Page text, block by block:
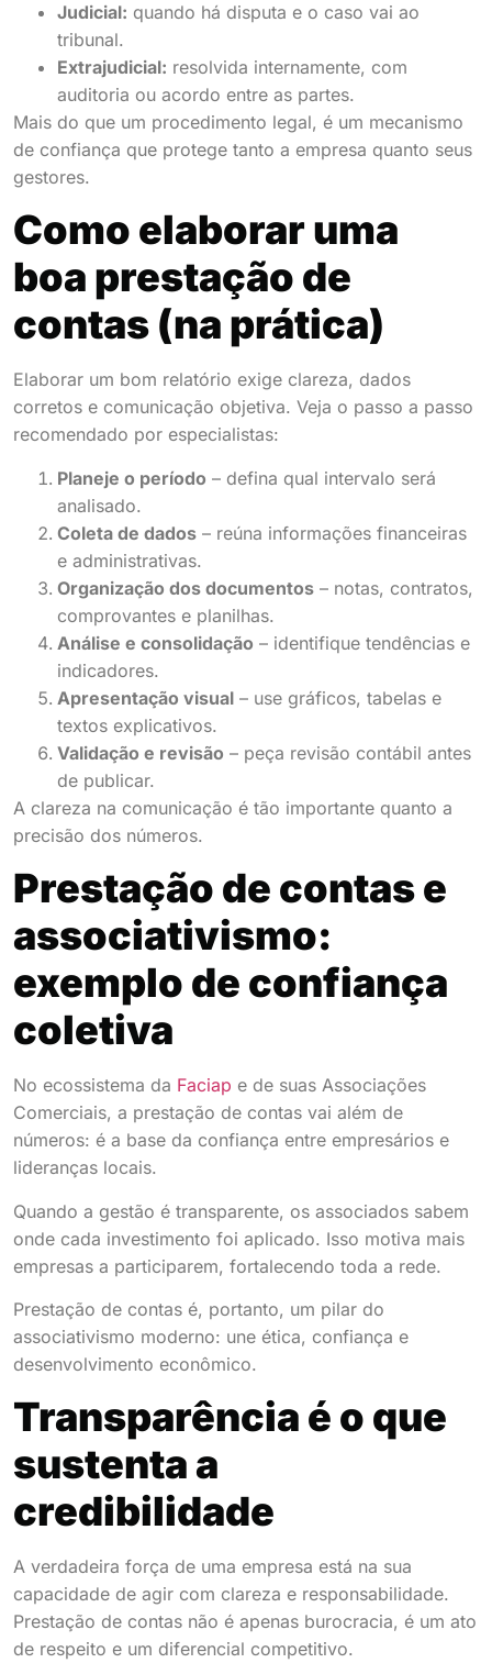
Judicial: quando há disputa e o caso vai ao
tribunal.
Extrajudicial: resolvida internamente, com
auditoria ou acordo entre as partes.
Mais do que um procedimento legal, é um mecanismo
de confiança que protege tanto a empresa quanto seus
gestores.
Como elaborar uma
boa prestação de
contas (na prática)
Elaborar um bom relatório exige clareza, dados
corretos e comunicação objetiva. Veja o passo a passo
recomendado por especialistas:
Planeje o período – defina qual intervalo será
analisado.
Coleta de dados – reúna informações financeiras
e administrativas.
Organização dos documentos – notas, contratos,
comprovantes e planilhas.
Análise e consolidação – identifique tendências e
indicadores.
Apresentação visual – use gráficos, tabelas e
textos explicativos.
Validação e revisão – peça revisão contábil antes
de publicar.
A clareza na comunicação é tão importante quanto a
precisão dos números.
Prestação de contas e
associativismo:
exemplo de confiança
coletiva
No ecossistema da Faciap e de suas Associações
Comerciais, a prestação de contas vai além de
números: é a base da confiança entre empresários e
lideranças locais.
Quando a gestão é transparente, os associados sabem
onde cada investimento foi aplicado. Isso motiva mais
empresas a participarem, fortalecendo toda a rede.
Prestação de contas é, portanto, um pilar do
associativismo moderno: une ética, confiança e
desenvolvimento econômico.
Transparência é o que
sustenta a
credibilidade
A verdadeira força de uma empresa está na sua
capacidade de agir com clareza e responsabilidade.
Prestação de contas não é apenas burocracia, é um ato
de respeito e um diferencial competitivo.